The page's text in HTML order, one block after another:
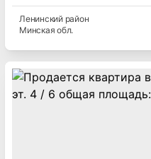
Ленинский район
Минская обл.